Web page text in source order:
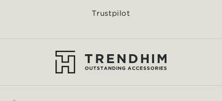
Trustpilot